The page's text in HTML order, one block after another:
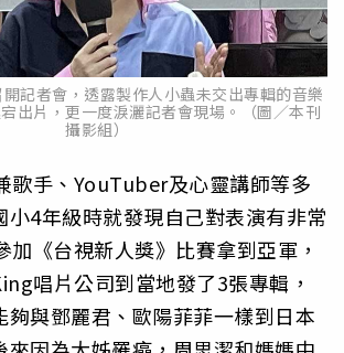
記者會，透露製作人小蟲未交出專輯的音樂
出片，更一度淚灑記者會現場。（圖／本刊
攝影組）
歌手、YouTuber及心靈講師等多
小4年級時就發現自己對表演有非常
加《台視新人獎》比賽拿到亞軍，
唱片公司到當地發了3張專輯，
夠與鄧麗君、歐陽菲菲一樣到日本